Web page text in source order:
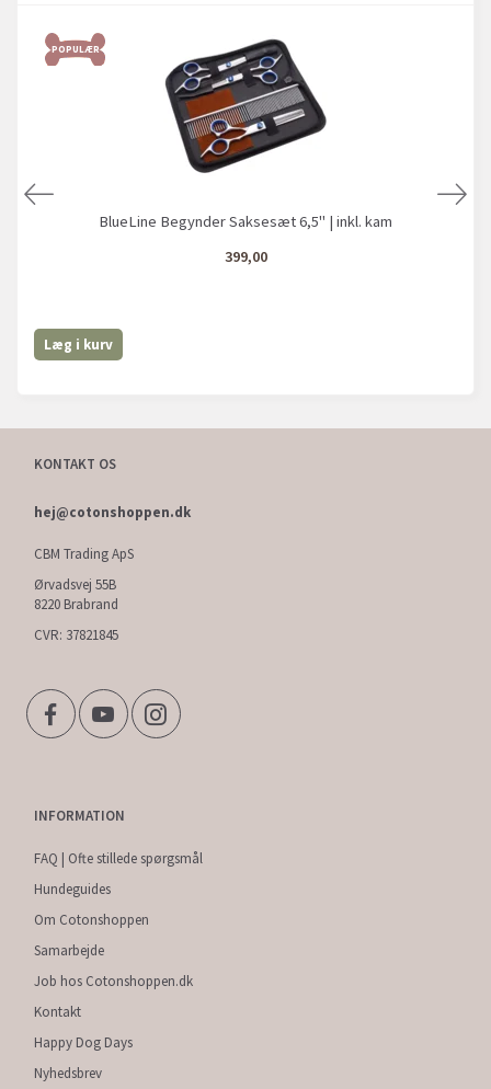
POPULÆR
BlueLine Begynder Saksesæt 6,5" | inkl. kam
399,00
Læg i kurv
KONTAKT OS
hej@cotonshoppen.dk
CBM Trading ApS
Ørvadsvej 55B
8220 Brabrand
CVR: 37821845
INFORMATION
FAQ | Ofte stillede spørgsmål
Hundeguides
Om Cotonshoppen
Samarbejde
Job hos Cotonshoppen.dk
Kontakt
Happy Dog Days
Nyhedsbrev